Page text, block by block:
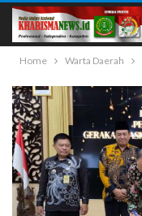
Home Warta Daerah